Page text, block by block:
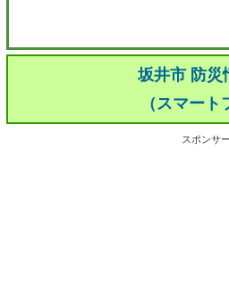
坂井市 防災
（スマート
スポンサ